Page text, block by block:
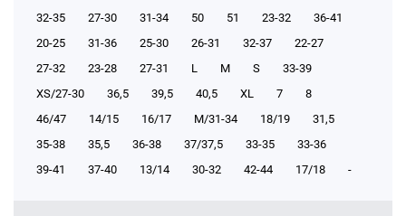
32-35
27-30 31-34 50 51 23-32
36-41
20-25
31-36 25-30 26-31 32-37
22-27
27-32
23-28 27-31 L M S
33-39
XS/27-30
36,5 39,5 40,5 XL 7
8
46/47
14/15 16/17 М/31-34 18/19
31,5
35-38
35,5 36-38 37/37,5 33-35
33-36
39-41
37-40 13/14 30-32 42-44 17/18 -